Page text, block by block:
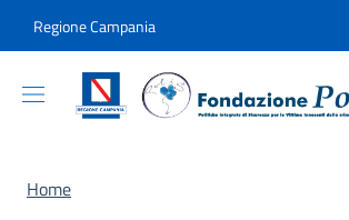
Regione Campania
Briciole di pane
Home